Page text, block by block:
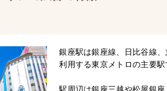
銀座駅は銀座線、日比谷線
利用する東京メトロの主要駅